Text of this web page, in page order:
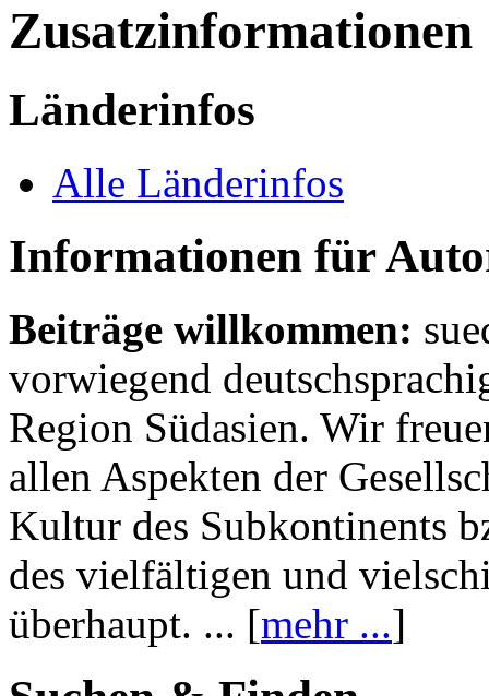
Zusatzinformationen
Länderinfos
Alle Länderinfos
Informationen für
Beiträge willkommen:
vorwiegend
Region Südasien. Wir
allen Aspekten der
Kultur des Subkontinents
des vielfältigen und
überhaupt. ... [mehr ...]